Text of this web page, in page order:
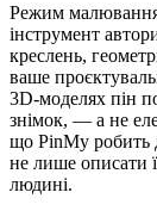
Режим малювання
інструмент
креслень,
ваше
3D-моделях пін
знімок, — а не
що PinMy робить
не лише описати
людині.